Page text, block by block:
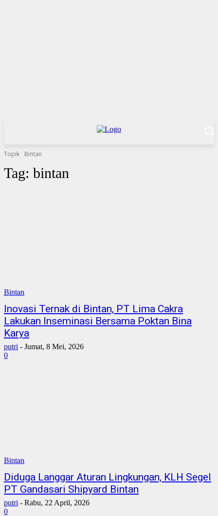
Topik Bintan
Tag: bintan
Bintan
Inovasi Ternak di Bintan, PT Lima Cakra
Lakukan Inseminasi Bersama Poktan Bina
Karya
putri - Jumat, 8 Mei, 2026
0
Bintan
Diduga Langgar Aturan Lingkungan, KLH Segel
PT Gandasari Shipyard Bintan
putri - Rabu, 22 April, 2026
0